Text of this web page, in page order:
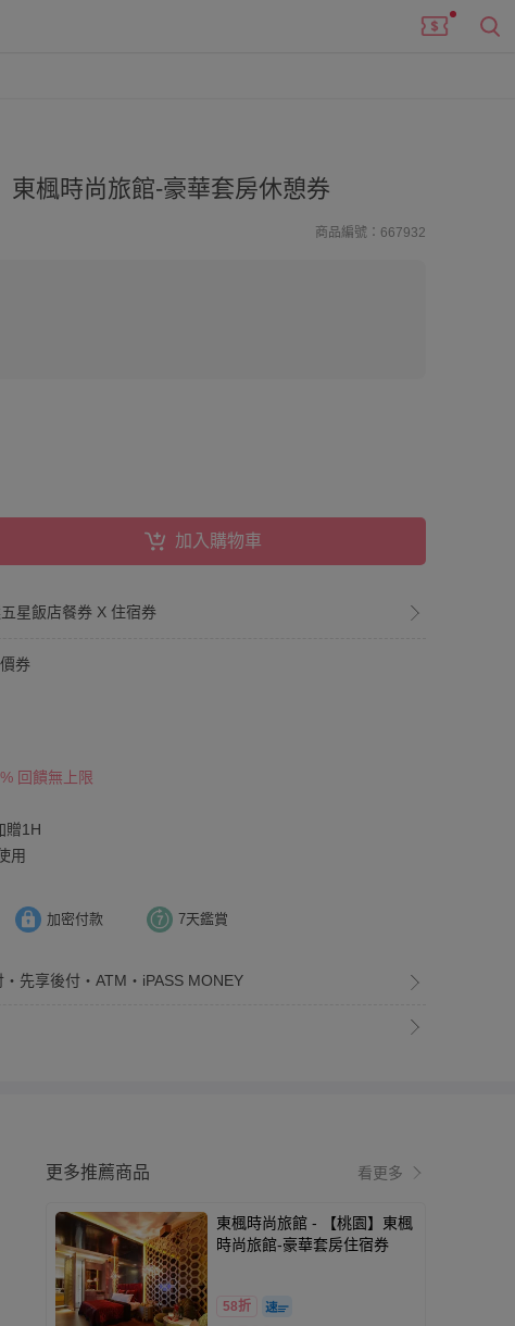
東楓時尚旅館-豪華套房休憩券
商品編號：667932
加入購物車
星飯店餐券 X 住宿券
券
回饋無上限
贈1H
用
加密付款 7天鑑賞
先享後付・ATM・iPASS MONEY
更多推薦商品 看更多
東楓時尚旅館 - 【桃園】東楓
時尚旅館-豪華套房住宿券
58折